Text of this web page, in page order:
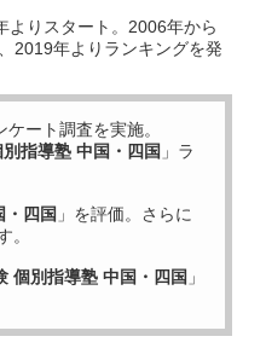
よりスタート。2006年から
2019年よりランキングを発
ケート調査を実施。
指導塾 中国・四国 」ラ
・四国 」を評価。さらに
。
個別指導塾 中国・四国 」